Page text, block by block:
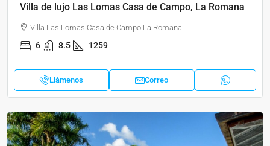
Villa de lujo Las Lomas Casa de Campo, La Romana
Villa Las Lomas Casa de Campo La Romana
6 8.5 1259
Llámenos Correo